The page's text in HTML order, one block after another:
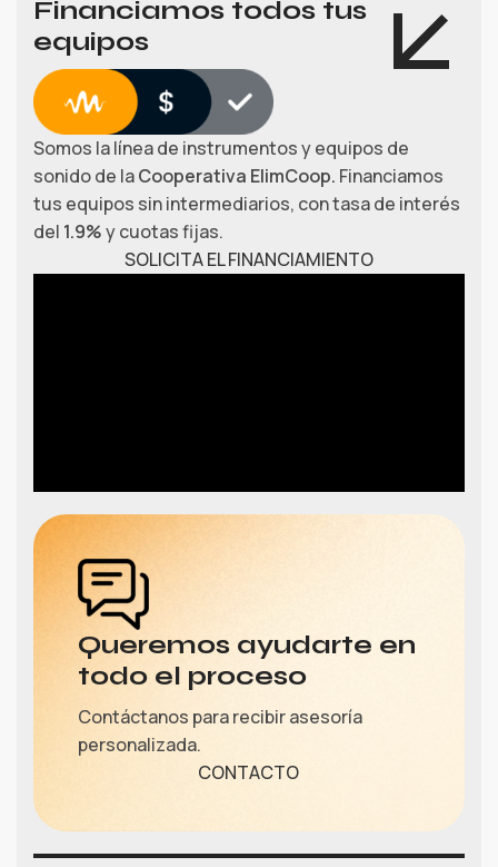
Financiamos todos tus
equipos
Somos la línea de instrumentos y equipos de
sonido de laCooperativa ElimCoop. Financiamos
tus equipos sin intermediarios, con tasa de interés
del 1.9%y cuotas fijas.
SOLICITA EL FINANCIAMIENTO
Queremos ayudarte en
todo el proceso
Contáctanos para recibir asesoría
personalizada.
CONTACTO